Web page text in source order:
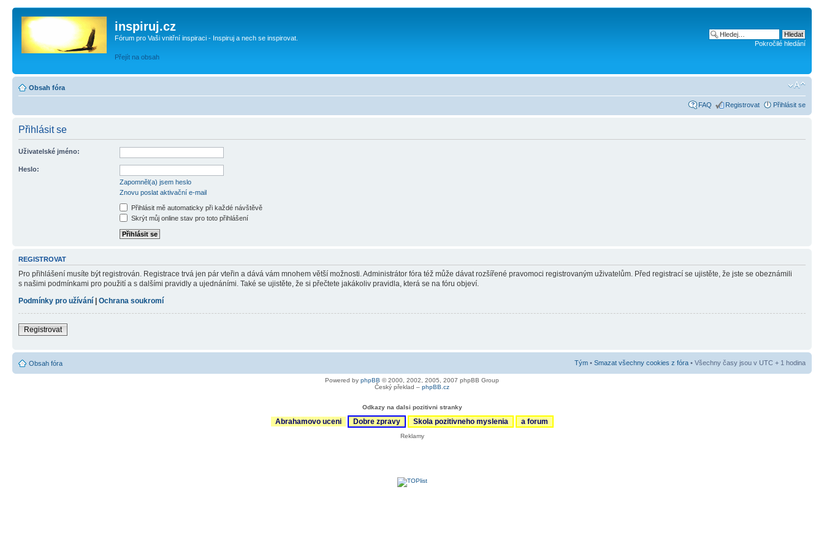
inspiruj.cz
Fórum pro Vaši vnitřní inspiraci - Inspiruj a nech se inspirovat.
Přejít na obsah
Pokročilé hledání
Obsah fóra
FAQ Registrovat Přihlásit se
Přihlásit se
Uživatelské jméno:
Heslo:
Zapomněl(a) jsem heslo
Znovu poslat aktivační e-mail
Přihlásit mě automaticky při každé návštěvě
Skrýt můj online stav pro toto přihlášení
REGISTROVAT
Pro přihlášení musíte být registrován. Registrace trvá jen pár vteřin a dává vám mnohem větší možnosti. Administrátor fóra též může dávat rozšířené pravomoci registrovaným uživatelům. Před registrací se ujistěte, že jste se obeznámili
s našimi podmínkami pro použití a s dalšími pravidly a ujednáními. Také se ujistěte, že si přečtete jakákoliv pravidla, která se na fóru objeví.
Podmínky pro užívání | Ochrana soukromí
Registrovat
Obsah fóra Tým • Smazat všechny cookies z fóra • Všechny časy jsou v UTC + 1 hodina
Powered by phpBB © 2000, 2002, 2005, 2007 phpBB Group
Český překlad – phpBB.cz
Odkazy na dalsi pozitivni stranky
Abrahamovo uceni Dobre zpravy Skola pozitivneho myslenia a forum
Reklamy